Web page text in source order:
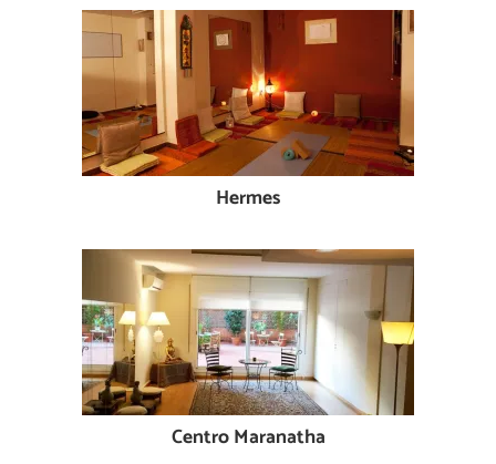
Hermes
Centro Maranatha